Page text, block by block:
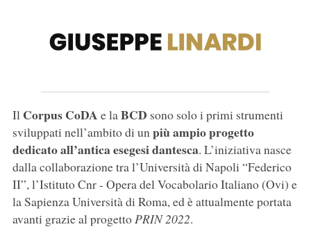
Il Corpus CoDA e laBCD sono solo i primi strumenti
sviluppati nell’ambito di unpiù ampio progetto
dedicato all’antica esegesi dantesca. L’iniziativa nasce
dalla collaborazione tra l’Università di Napoli “Federico
II”, l’Istituto Cnr - Opera del Vocabolario Italiano (Ovi) e
la Sapienza Università di Roma, ed è attualmente portata
avanti grazie al progettoPRIN 2022.